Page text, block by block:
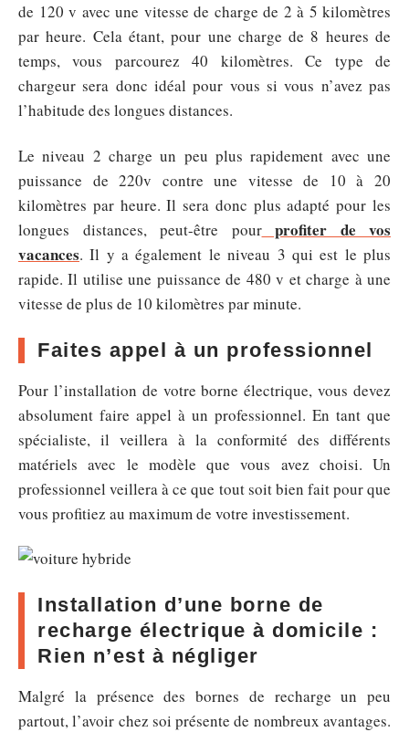
de 120 v avec une vitesse de charge de 2 à 5 kilomètres
par heure. Cela étant, pour une charge de 8 heures de
temps, vous parcourez 40 kilomètres. Ce type de
chargeur sera donc idéal pour vous si vous n’avez pas
l’habitude des longues distances.
Le niveau 2 charge un peu plus rapidement avec une
puissance de 220v contre une vitesse de 10 à 20
kilomètres par heure. Il sera donc plus adapté pour les
longues distances, peut-être pourprofiter de vos
vacances. Il y a également le niveau 3 qui est le plus
rapide. Il utilise une puissance de 480 v et charge à une
vitesse de plus de 10 kilomètres par minute.
Faites appel à un professionnel
Pour l’installation de votre borne électrique, vous devez
absolument faire appel à un professionnel. En tant que
spécialiste, il veillera à la conformité des différents
matériels avec le modèle que vous avez choisi. Un
professionnel veillera à ce que tout soit bien fait pour que
vous profitiez au maximum de votre investissement.
Installation d’une borne de
recharge électrique à domicile :
Rien n’est à négliger
Malgré la présence des bornes de recharge un peu
partout, l’avoir chez soi présente de nombreux avantages.